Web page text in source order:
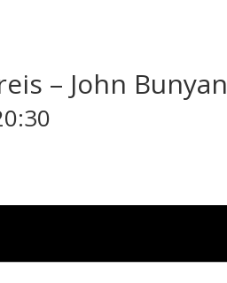
– John Bunyan